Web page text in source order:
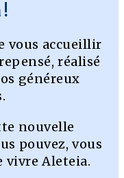
vous accueillir
réalisé
généreux
nouvelle
pouvez, vous
vivre Aleteia.